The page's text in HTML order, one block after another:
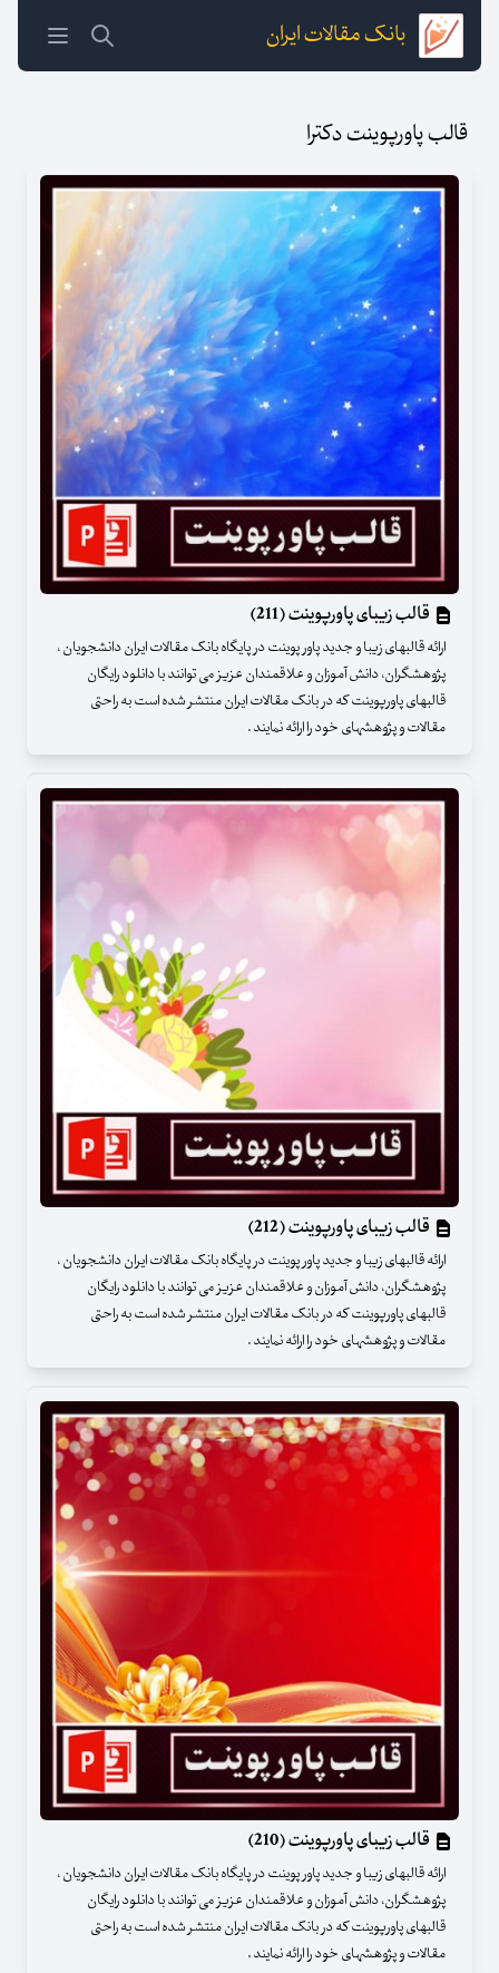
بانک مقالات ایران
قالب پاورپوینت دکترا
قالب زیبای پاورپوینت (211)
ارائه قالبهای زیبا و جدید پاور پوینت در پایگاه بانک مقالات ایران دانشجویان ،
پژوهشگران، دانش آموزان و علاقمندان عزیز می توانند با دانلود رایگان
قالبهای پاورپوینت که در بانک مقالات ایران منتشر شده است به راحتی
مقالات و پژوهشهای خود را ارائه نمایند .
قالب زیبای پاورپوینت (212)
ارائه قالبهای زیبا و جدید پاور پوینت در پایگاه بانک مقالات ایران دانشجویان ،
پژوهشگران، دانش آموزان و علاقمندان عزیز می توانند با دانلود رایگان
قالبهای پاورپوینت که در بانک مقالات ایران منتشر شده است به راحتی
مقالات و پژوهشهای خود را ارائه نمایند .
قالب زیبای پاورپوینت (210)
ارائه قالبهای زیبا و جدید پاور پوینت در پایگاه بانک مقالات ایران دانشجویان ،
پژوهشگران، دانش آموزان و علاقمندان عزیز می توانند با دانلود رایگان
قالبهای پاورپوینت که در بانک مقالات ایران منتشر شده است به راحتی
مقالات و پژوهشهای خود را ارائه نمایند .